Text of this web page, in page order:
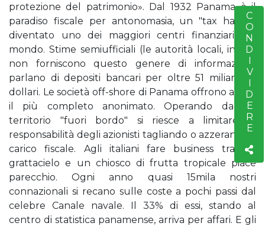
protezione del patrimonio». Dal 1932 Panama è il
paradiso fiscale per antonomasia, un "tax haven"
diventato uno dei maggiori centri finanziari del
mondo. Stime semiufficiali (le autorità locali, infatti,
non forniscono questo genere di informazioni)
parlano di depositi bancari per oltre 51 miliardi di
dollari. Le società off-shore di Panama offrono ai soci
il più completo anonimato. Operando da un
territorio "fuori bordo" si riesce a limitare la
responsabilità degli azionisti tagliando o azzerando il
carico fiscale. Agli italiani fare business tra un
grattacielo e un chiosco di frutta tropicale piace
parecchio. Ogni anno quasi 15mila nostri
connazionali si recano sulle coste a pochi passi dal
celebre Canale navale. Il 33% di essi, stando al
centro di statistica panamense, arriva per affari. E gli
CONDIVIDERE